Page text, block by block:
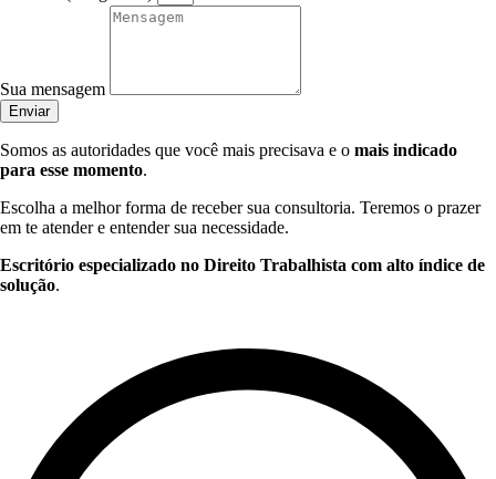
Sua mensagem
Enviar
Somos as autoridades que você mais precisava e o mais indicado
para esse momento.
Escolha a melhor forma de receber sua consultoria. Teremos o prazer
em te atender e entender sua necessidade.
Escritório especializado no Direito Trabalhista com alto índice de
solução.